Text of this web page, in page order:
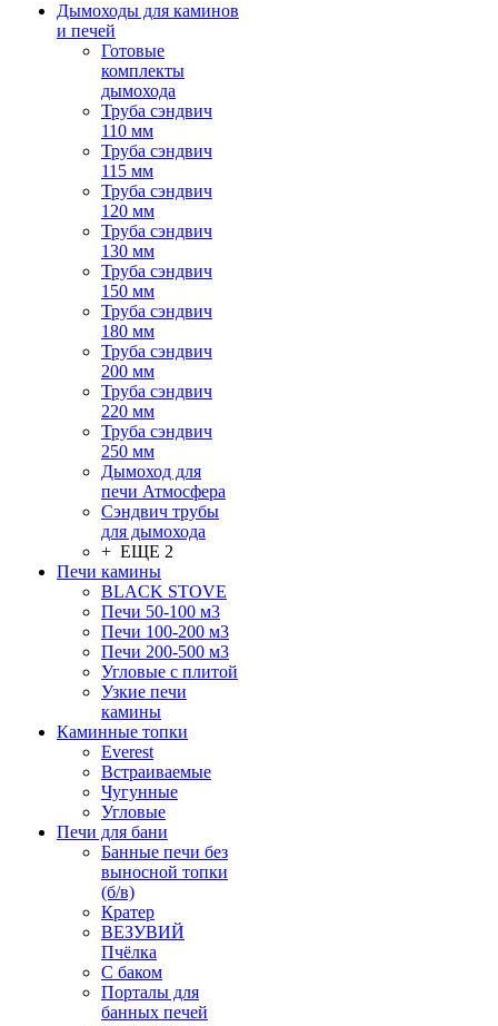
Дымоходы для каминов
и печей
Готовые
комплекты
дымохода
Труба сэндвич
110 мм
Труба сэндвич
115 мм
Труба сэндвич
120 мм
Труба сэндвич
130 мм
Труба сэндвич
150 мм
Труба сэндвич
180 мм
Труба сэндвич
200 мм
Труба сэндвич
220 мм
Труба сэндвич
250 мм
Дымоход для
печи Атмосфера
Сэндвич трубы
для дымохода
+ ЕЩЕ 2
Печи камины
BLACK STOVE
Печи 50-100 м3
Печи 100-200 м3
Печи 200-500 м3
Угловые с плитой
Узкие печи
камины
Каминные топки
Everest
Встраиваемые
Чугунные
Угловые
Печи для бани
Банные печи без
выносной топки
(б/в)
Кратер
ВЕЗУВИЙ
Пчёлка
С баком
Порталы для
банных печей